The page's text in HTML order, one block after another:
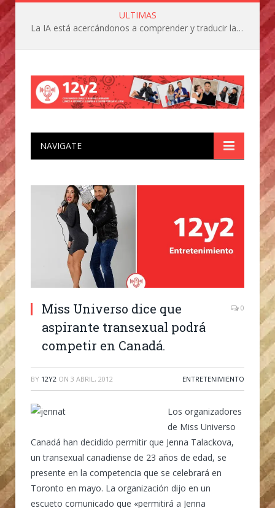
ULTIMAS
La IA está acercándonos a comprender y traducir las vocalizaciones y comportamientos de nuestras mascotas
NAVIGATE
Miss Universo dice que
aspirante transexual podrá
competir en Canadá.
0
BY 12Y2 ON 3 ABRIL, 2012 ENTRETENIMIENTO
Los organizadores
de Miss Universo
Canadá han decidido permitir que Jenna Talackova,
un transexual canadiense de 23 años de edad, se
presente en la competencia que se celebrará en
Toronto en mayo. La organización dijo en un
escueto comunicado que «permitirá a Jenna